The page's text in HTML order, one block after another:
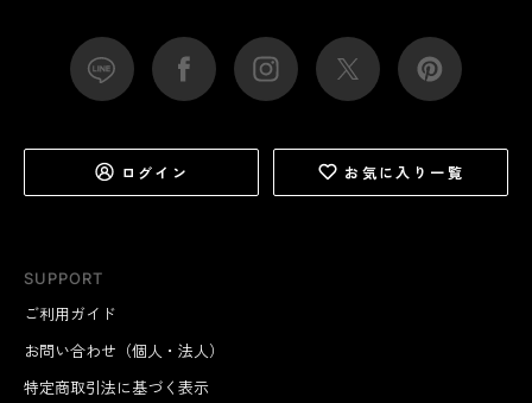
SUPPORT
ご利用ガイド
お問い合わせ（個人・法人）
特定商取引法に基づく表示
ログイン お気に入り一覧